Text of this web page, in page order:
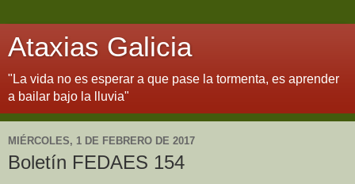
Ataxias Galicia
"La vida no es esperar a que pase la tormenta, es aprender
a bailar bajo la lluvia"
MIÉRCOLES, 1 DE FEBRERO DE 2017
Boletín FEDAES 154